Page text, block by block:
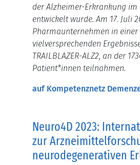
der Alzheimer-Erkrankung im
entwickelt wurde. Am 17. Juli
Pharmaunternehmen in
vielversprechenden
TRAILBLAZER-ALZ2, an der
Patient*innen teilnahmen.
auf Kompetenznetz
Neuro4D 2023:
zur
neurodegenerativen